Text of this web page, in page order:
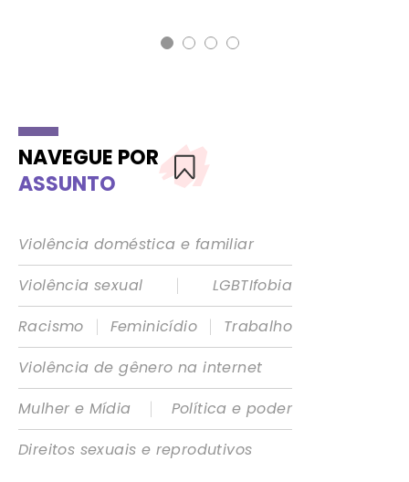
NAVEGUE POR
ASSUNTO
Violência doméstica e familiar
Violência sexual
|
LGBTIfobia
Racismo
| Feminicídio |
Trabalho
Violência de gênero na internet
Mulher e Mídia
|
Política e poder
Direitos sexuais e reprodutivos